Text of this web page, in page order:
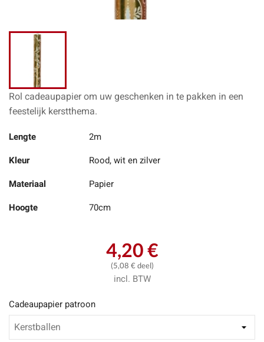
Rol cadeaupapier om uw geschenken in te pakken in een
feestelijk kerstthema.
Lengte 2m
Kleur Rood, wit en zilver
Materiaal Papier
Hoogte 70cm
4,20 €
(5,08 € deel)
incl. BTW
Cadeaupapier patroon